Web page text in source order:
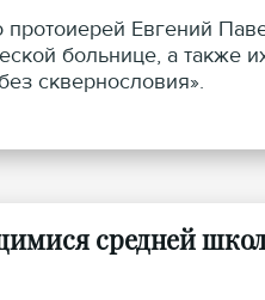
Евгений
больнице, а также
сквернословия».
средней